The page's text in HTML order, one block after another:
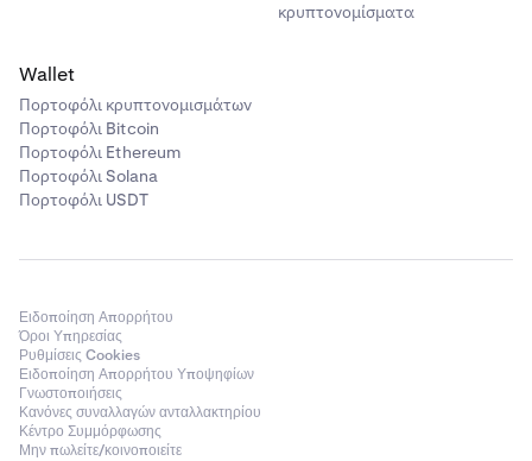
κρυπτονομίσματα
Wallet
Πορτοφόλι κρυπτονομισμάτων
Πορτοφόλι Bitcoin
Πορτοφόλι Ethereum
Πορτοφόλι Solana
Πορτοφόλι USDT
Ειδοποίηση Απορρήτου
Όροι Υπηρεσίας
Ρυθμίσεις Cookies
Ειδοποίηση Απορρήτου Υποψηφίων
Γνωστοποιήσεις
Κανόνες συναλλαγών ανταλλακτηρίου
Κέντρο Συμμόρφωσης
Μην πωλείτε/κοινοποιείτε